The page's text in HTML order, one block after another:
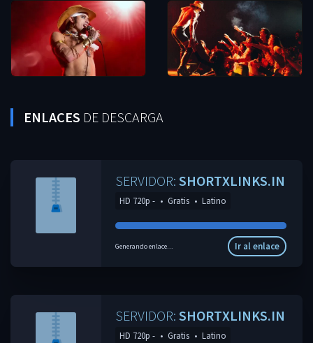
ENLACES DE DESCARGA
SERVIDOR: SHORTXLINKS.IN
HD 720p - • Gratis • Latino
Generando enlace... Ir al enlace
SERVIDOR: SHORTXLINKS.IN
HD 720p - • Gratis • Latino